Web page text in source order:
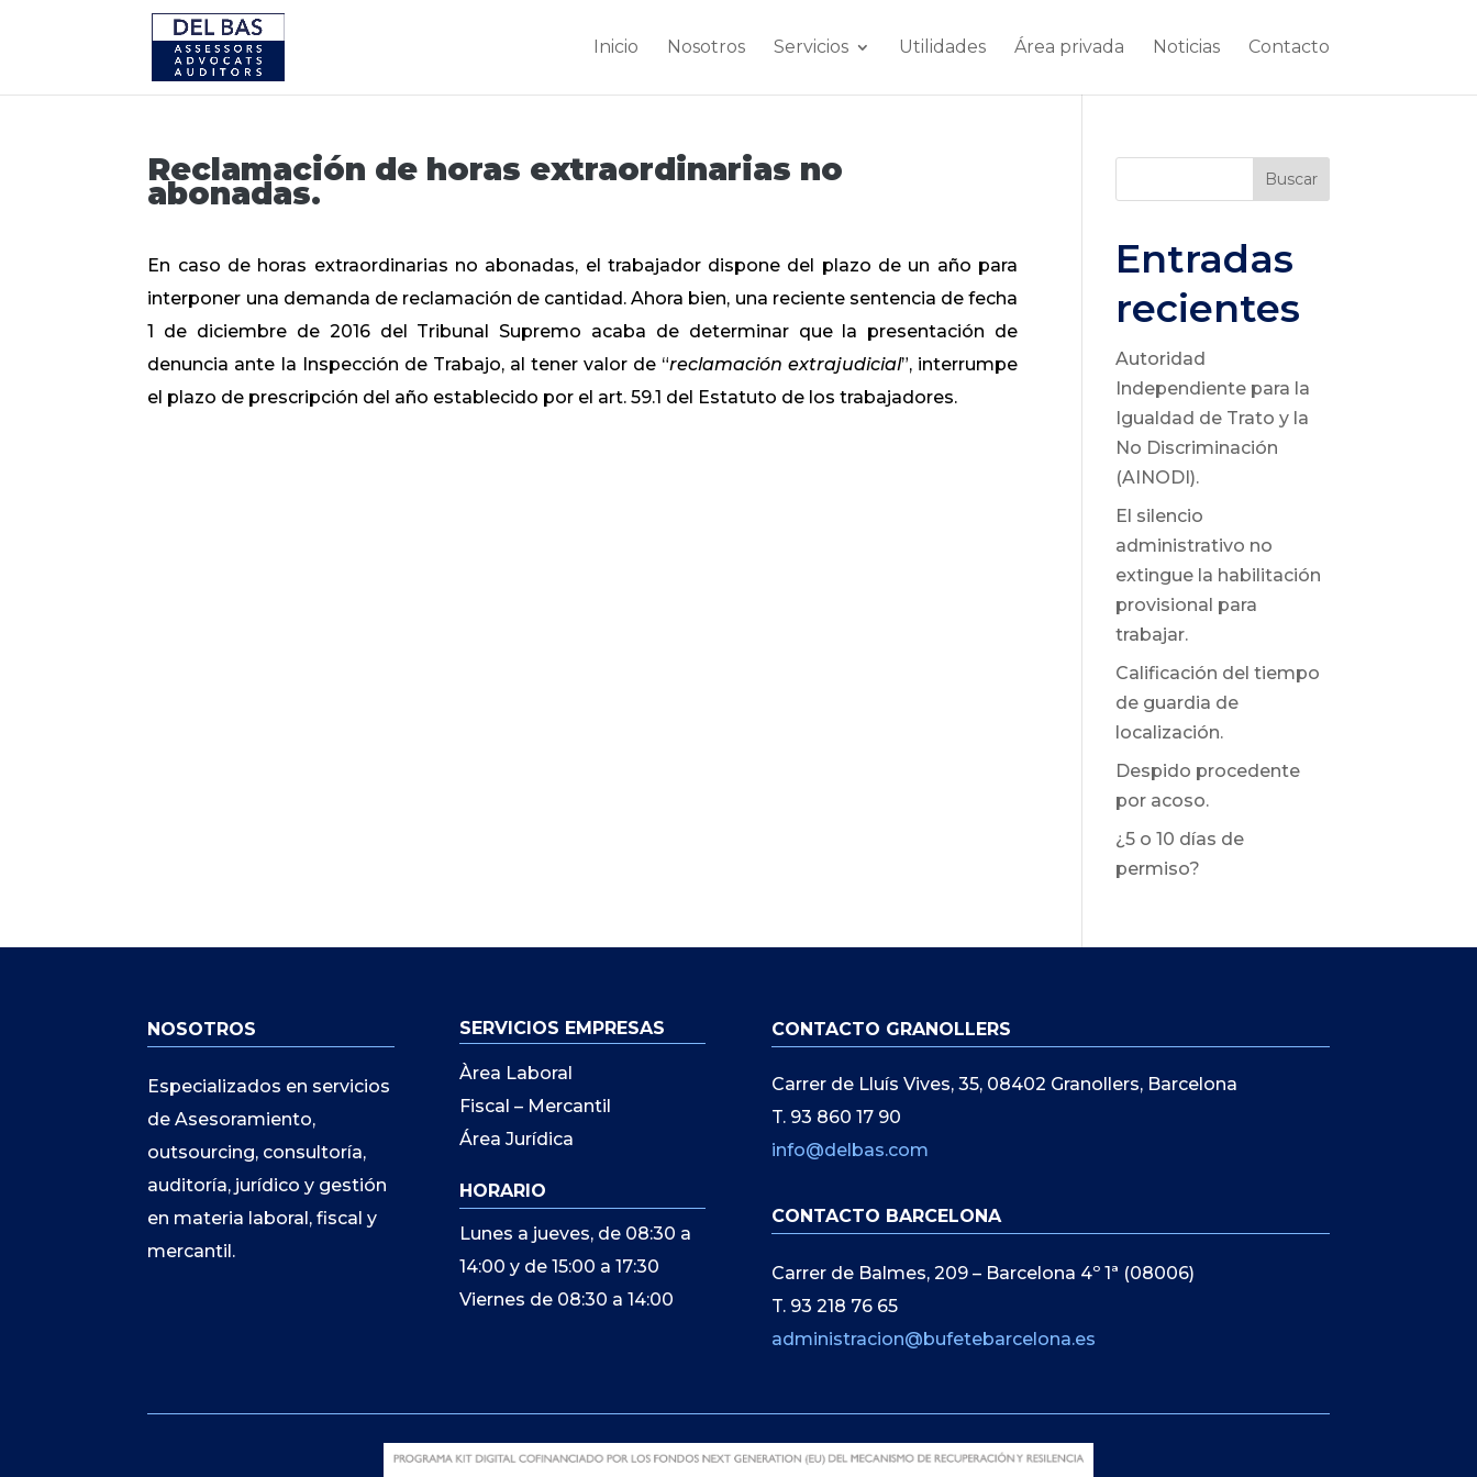
Inicio Nosotros Servicios Utilidades Área privada Noticias Contacto
Reclamación de horas extraordinarias no
abonadas.
En caso de horas extraordinarias no abonadas, el trabajador dispone del plazo de un año para
interponer una demanda de reclamación de cantidad. Ahora bien, una reciente sentencia de fecha
1 de diciembre de 2016 del Tribunal Supremo acaba de determinar que la presentación de
denuncia ante la Inspección de Trabajo, al tener valor de “reclamación extrajudicial”, interrumpe
el plazo de prescripción del año establecido por el art. 59.1 del Estatuto de los trabajadores.
Buscar
Entradas
recientes
Autoridad
Independiente para la
Igualdad de Trato y la
No Discriminación
(AINODI).
El silencio
administrativo no
extingue la habilitación
provisional para
trabajar.
Calificación del tiempo
de guardia de
localización.
Despido procedente
por acoso.
¿5 o 10 días de
permiso?
NOSOTROS
Especializados en servicios
de Asesoramiento,
outsourcing, consultoría,
auditoría, jurídico y gestión
en materia laboral, fiscal y
mercantil.
SERVICIOS EMPRESAS
Àrea Laboral
Fiscal – Mercantil
Área Jurídica
HORARIO
Lunes a jueves, de 08:30 a
14:00 y de 15:00 a 17:30
Viernes de 08:30 a 14:00
CONTACTO GRANOLLERS
Carrer de Lluís Vives, 35, 08402 Granollers, Barcelona
T. 93 860 17 90
info@delbas.com
CONTACTO BARCELONA
Carrer de Balmes, 209 – Barcelona 4º 1ª (08006)
T. 93 218 76 65
administracion@bufetebarcelona.es